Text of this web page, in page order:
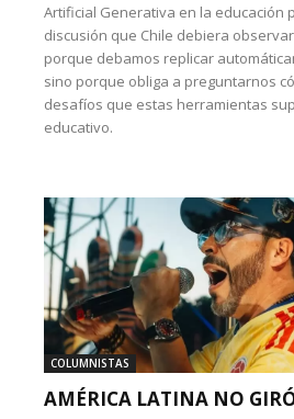
Artificial Generativa en la educación
discusión que Chile debiera
porque debamos replicar
sino porque obliga a preguntarnos
desafíos que estas herramientas
educativo.
COLUMNISTAS
AMÉRICA LATINA NO